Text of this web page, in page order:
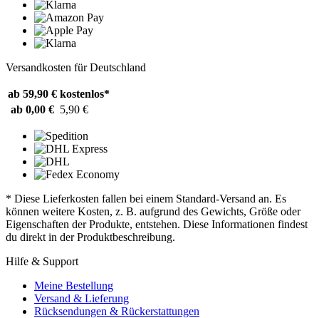
Versandkosten für Deutschland
ab 59,90 € kostenlos*
ab 0,00 € 5,90 €
* Diese Lieferkosten fallen bei einem Standard-Versand an. Es
können weitere Kosten, z. B. aufgrund des Gewichts, Größe oder
Eigenschaften der Produkte, entstehen. Diese Informationen findest
du direkt in der Produktbeschreibung.
Hilfe & Support
Meine Bestellung
Versand & Lieferung
Rücksendungen & Rückerstattungen